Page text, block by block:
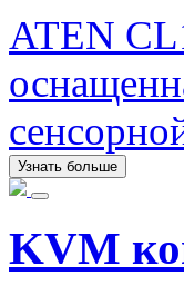
ATEN
Узнать больше
KVM